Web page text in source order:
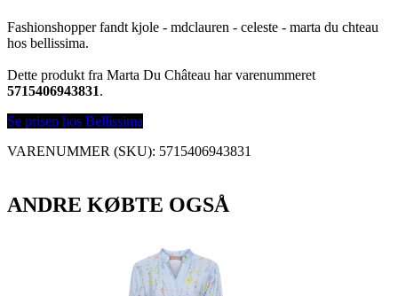
Fashionshopper fandt kjole - mdclauren - celeste - marta du chteau
hos bellissima.
Dette produkt fra Marta Du Château har varenummeret
5715406943831.
Se prisen hos Bellissima
VARENUMMER (SKU): 5715406943831
ANDRE KØBTE OGSÅ